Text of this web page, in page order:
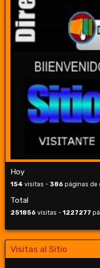
Hoy
154 visitas - 386 páginas de
Total
251856 visitas - 1227277
Visitas al Sitio